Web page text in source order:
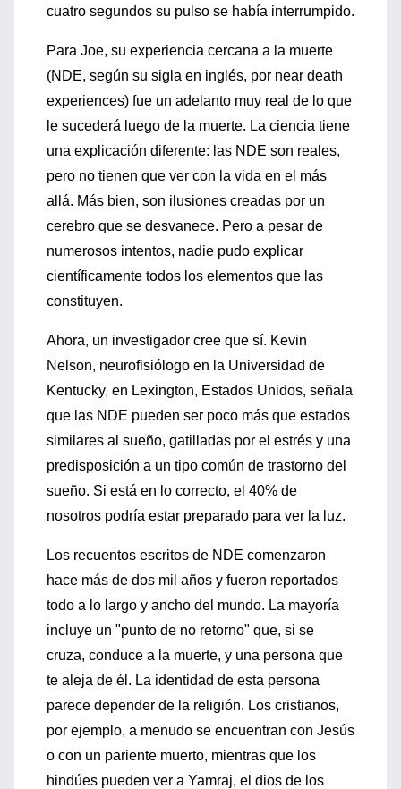
cuatro segundos su pulso se había interrumpido.
Para Joe, su experiencia cercana a la muerte
(NDE, según su sigla en inglés, por near death
experiences) fue un adelanto muy real de lo que
le sucederá luego de la muerte. La ciencia tiene
una explicación diferente: las NDE son reales,
pero no tienen que ver con la vida en el más
allá. Más bien, son ilusiones creadas por un
cerebro que se desvanece. Pero a pesar de
numerosos intentos, nadie pudo explicar
científicamente todos los elementos que las
constituyen.
Ahora, un investigador cree que sí. Kevin
Nelson, neurofisiólogo en la Universidad de
Kentucky, en Lexington, Estados Unidos, señala
que las NDE pueden ser poco más que estados
similares al sueño, gatilladas por el estrés y una
predisposición a un tipo común de trastorno del
sueño. Si está en lo correcto, el 40% de
nosotros podría estar preparado para ver la luz.
Los recuentos escritos de NDE comenzaron
hace más de dos mil años y fueron reportados
todo a lo largo y ancho del mundo. La mayoría
incluye un "punto de no retorno" que, si se
cruza, conduce a la muerte, y una persona que
te aleja de él. La identidad de esta persona
parece depender de la religión. Los cristianos,
por ejemplo, a menudo se encuentran con Jesús
o con un pariente muerto, mientras que los
hindúes pueden ver a Yamraj, el dios de los